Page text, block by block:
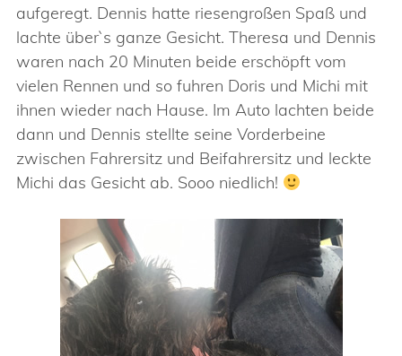
aufgeregt. Dennis hatte riesengroßen Spaß und
lachte über`s ganze Gesicht. Theresa und Dennis
waren nach 20 Minuten beide erschöpft vom
vielen Rennen und so fuhren Doris und Michi mit
ihnen wieder nach Hause. Im Auto lachten beide
dann und Dennis stellte seine Vorderbeine
zwischen Fahrersitz und Beifahrersitz und leckte
Michi das Gesicht ab. Sooo niedlich!